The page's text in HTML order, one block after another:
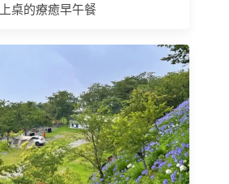
上桌的療癒早午餐